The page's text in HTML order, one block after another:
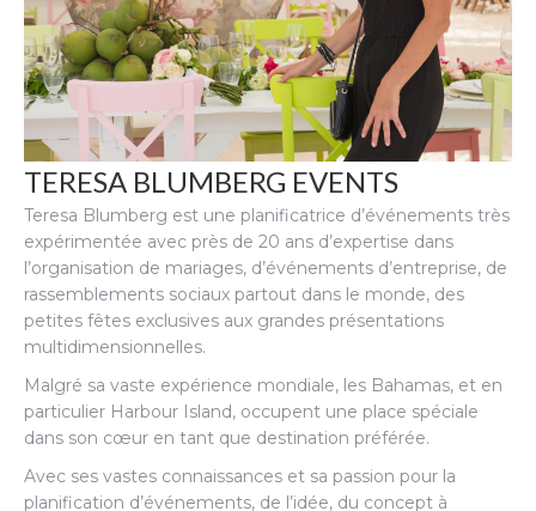
TERESA BLUMBERG EVENTS
Teresa Blumberg est une planificatrice d’événements très
expérimentée avec près de 20 ans d’expertise dans
l’organisation de mariages, d’événements d’entreprise, de
rassemblements sociaux partout dans le monde, des
petites fêtes exclusives aux grandes présentations
multidimensionnelles.
Malgré sa vaste expérience mondiale, les Bahamas, et en
particulier Harbour Island, occupent une place spéciale
dans son cœur en tant que destination préférée.
Avec ses vastes connaissances et sa passion pour la
planification d’événements, de l’idée, du concept à